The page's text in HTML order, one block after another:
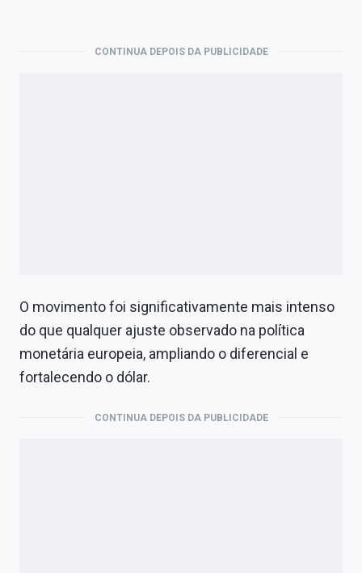
CONTINUA DEPOIS DA PUBLICIDADE
O movimento foi significativamente mais intenso
do que qualquer ajuste observado na política
monetária europeia, ampliando o diferencial e
fortalecendo o dólar.
CONTINUA DEPOIS DA PUBLICIDADE